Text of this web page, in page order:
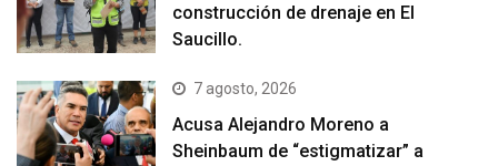
construcción de drenaje en El
Saucillo.
7 agosto, 2026
Acusa Alejandro Moreno a
Sheinbaum de “estigmatizar” a